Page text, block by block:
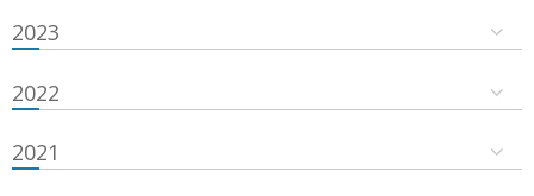
2023
2022
2021